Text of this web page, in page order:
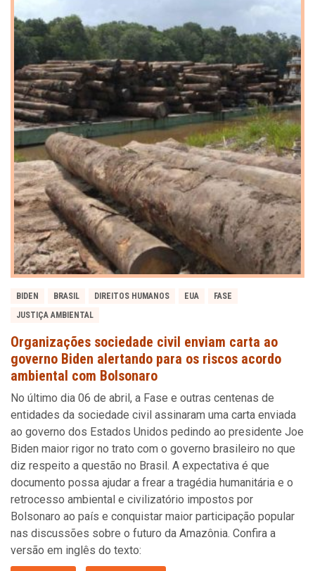
BIDEN BRASIL DIREITOS HUMANOS EUA
FASE
JUSTIÇA AMBIENTAL
Organizações sociedade civil enviam carta ao
governo Biden alertando para os riscos acordo
ambiental com Bolsonaro
No último dia 06 de abril, a Fase e outras centenas de
entidades da sociedade civil assinaram uma carta enviada
ao governo dos Estados Unidos pedindo ao presidente Joe
Biden maior rigor no trato com o governo brasileiro no que
diz respeito a questão no Brasil. A expectativa é que
documento possa ajudar a frear a tragédia humanitária e o
retrocesso ambiental e civilizatório impostos por
Bolsonaro ao país e conquistar maior participação popular
nas discussões sobre o futuro da Amazônia. Confira a
versão em inglês do texto: